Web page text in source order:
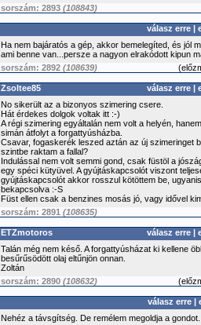
sorszám: 2893 (108843)
válasz erre |
Ha nem bajáratós a gép, akkor bemelegíted, és jól
ami benne van...persze a nagyon elrakódott kipun
sorszám: 2892 (108639) (
Zsoltee85 válasz erre |
No sikerült az a bizonyos szimering csere.
Hát érdekes dolgok voltak itt :-)
A régi szimering egyáltalán nem volt a helyén,
simán átfolyt a forgattyúsházba.
Csavar, fogaskerék leszed aztán az új szimeringet
szintbe raktam a fallal?
Indulással nem volt semmi gond, csak füstöl a
egy spéci kütyüvel. A gyújtáskapcsolót viszont
gyújtáskapcsolót akkor rosszul kötöttem be,
bekapcsolva :-S
Füst ellen csak a benzines mosás jó, vagy idővel
sorszám: 2891 (108635)
ETZmotoros válasz erre |
Talán még nem késő. A forgattyúsházat ki kellene
besűrűsödött olaj eltűnjön onnan.
Zoltán
sorszám: 2890 (108632) (
válasz erre |
Nehéz a távsgítség. De remélem megoldja a gondot.